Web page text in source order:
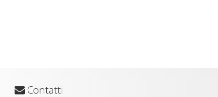
Contatti